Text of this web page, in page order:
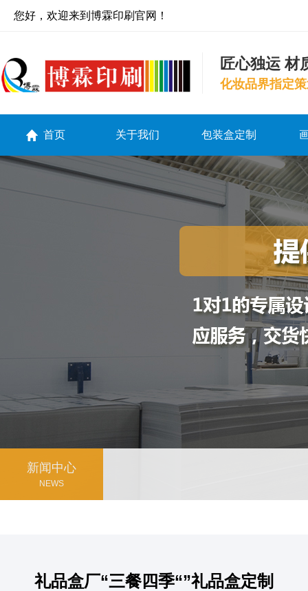
您好，欢迎来到博霖印刷官网！
匠心独运 材
化妆品界指定
首页 关于我们 包装盒定制
新闻中心
NEWS
礼品盒厂“三餐四季“”礼品盒定制